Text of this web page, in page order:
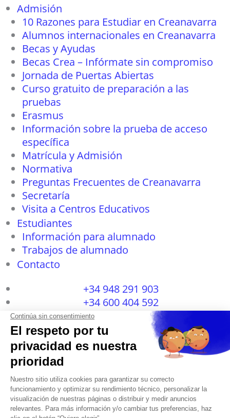
Admisión
10 Razones para Estudiar en Creanavarra
Alumnos internacionales en Creanavarra
Becas y Ayudas
Becas Crea – Infórmate sin compromiso
Jornada de Puertas Abiertas
Curso gratuito de preparación a las
pruebas
Erasmus
Información sobre la prueba de acceso
específica
Matrícula y Admisión
Normativa
Preguntas Frecuentes de Creanavarra
Secretaría
Visita a Centros Educativos
Estudiantes
Información para alumnado
Trabajos de alumnado
Contacto
+34 948 291 903
+34 600 404 592
I
n
s
t
a
g
r
F
a
c
e
b
o
o
T
w
i
t
e
r
L
i
n
e
d
i
i
n
e
r
e
Y
o
u
u
b
e